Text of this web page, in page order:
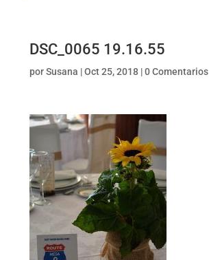
DSC_0065 19.16.55
porSusana |Oct 25, 2018|0 Comentarios